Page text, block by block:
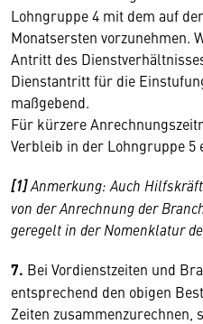
Lohngruppe 4 mit dem auf
Monatsersten vorzunehmen.
Antritt des
Dienstantritt für die
maßgebend.
Für kürzere
Verbleib in der Lohngruppe 5
[1]Anmerkung: Auch
von der Anrechnung der
geregelt in der Nomenklatur
7. Bei Vordienstzeiten und
entsprechend den obigen
Zeiten zusammenzurechnen,